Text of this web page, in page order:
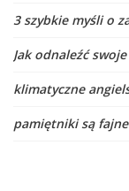
3 szybkie myśli o
Jak odnaleźć
klimatyczne
pamiętniki są fajne